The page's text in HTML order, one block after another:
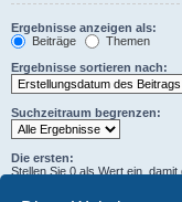
Ergebnisse anzeigen als:
Beiträge
Themen
Ergebnisse sortieren nach:
Suchzeitraum begrenzen:
Die ersten:
Stellen Sie 0 als Wert ein,